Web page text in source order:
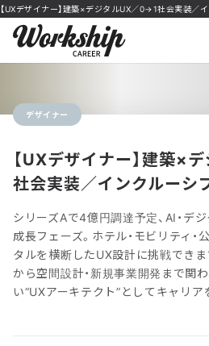
【UXデザイナー】建築×デジタルUX／0→1社会実装／
デザイナー
【UXデザイナー】建築×
社会実装／インクルーシ
シリーズAで4億円調達予定、AI・デ
成長フェーズ。ホテル・モビリティ・
タルを横断したUX設計に挑戦でき
から空間設計・新規事業開発まで関
い“UXアーキテクト”としてキャリア